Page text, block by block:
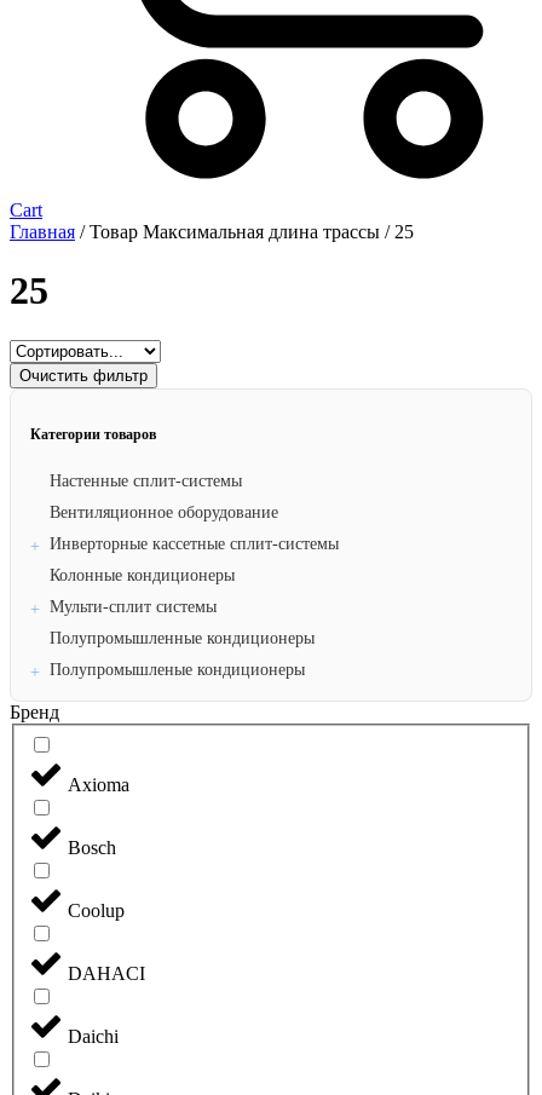
Cart
Главная / Товар Максимальная длина трассы / 25
25
Очистить фильтр
Категории товаров
Настенные сплит-системы
Вентиляционное оборудование
Инверторные кассетные сплит-системы
Колонные кондиционеры
Мульти-сплит системы
Полупромышленные кондиционеры
Полупромышленые кондиционеры
Бренд
Axioma
Bosch
Coolup
DAHACI
Daichi